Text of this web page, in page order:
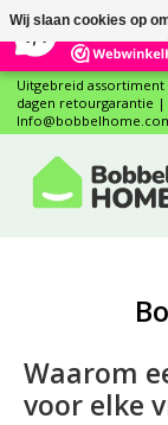
Uitgebreid
dagen retourgarantie |
Waarom
voor elke
Wij slaan cookies op